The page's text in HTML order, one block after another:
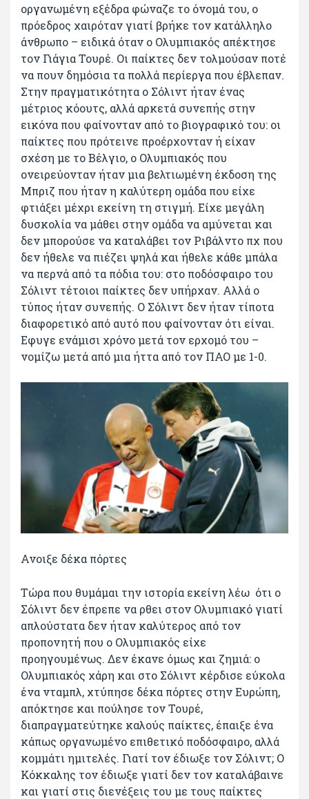
οργανωμένη εξέδρα φώναζε το όνομά του, ο
πρόεδρος χαιρόταν γιατί βρήκε τον κατάλληλο
άνθρωπο – ειδικά όταν ο Ολυμπιακός απέκτησε
τον Γιάγια Τουρέ. Οι παίκτες δεν τολμούσαν ποτέ
να πουν δημόσια τα πολλά περίεργα που έβλεπαν.
Στην πραγματικότητα ο Σόλιντ ήταν ένας
μέτριος κόουτς, αλλά αρκετά συνεπής στην
εικόνα που φαίνονταν από το βιογραφικό του: οι
παίκτες που πρότεινε προέρχονταν ή είχαν
σχέση με το Βέλγιο, ο Ολυμπιακός που
ονειρεύονταν ήταν μια βελτιωμένη έκδοση της
Μπριζ που ήταν η καλύτερη ομάδα που είχε
φτιάξει μέχρι εκείνη τη στιγμή. Είχε μεγάλη
δυσκολία να μάθει στην ομάδα να αμύνεται και
δεν μπορούσε να καταλάβει τον Ριβάλντο πχ που
δεν ήθελε να πιέζει ψηλά και ήθελε κάθε μπάλα
να περνά από τα πόδια του: στο ποδόσφαιρο του
Σόλιντ τέτοιοι παίκτες δεν υπήρχαν. Αλλά ο
τύπος ήταν συνεπής. Ο Σόλιντ δεν ήταν τίποτα
διαφορετικό από αυτό που φαίνονταν ότι είναι.
Εφυγε ενάμισι χρόνο μετά τον ερχομό του –
νομίζω μετά από μια ήττα από τον ΠΑΟ με 1-0.
Ανοιξε δέκα πόρτες
Τώρα που θυμάμαι την ιστορία εκείνη λέω ότι ο
Σόλιντ δεν έπρεπε να ρθει στον Ολυμπιακό γιατί
απλούστατα δεν ήταν καλύτερος από τον
προπονητή που ο Ολυμπιακός είχε
προηγουμένως. Δεν έκανε όμως και ζημιά: ο
Ολυμπιακός χάρη και στο Σόλιντ κέρδισε εύκολα
ένα νταμπλ, χτύπησε δέκα πόρτες στην Ευρώπη,
απόκτησε και πούλησε τον Τουρέ,
διαπραγματεύτηκε καλούς παίκτες, έπαιξε ένα
κάπως οργανωμένο επιθετικό ποδόσφαιρο, αλλά
κομμάτι ημιτελές. Γιατί τον έδιωξε τον Σόλιντ; Ο
Κόκκαλης τον έδιωξε γιατί δεν τον καταλάβαινε
και γιατί στις διενέξεις του με τους παίκτες